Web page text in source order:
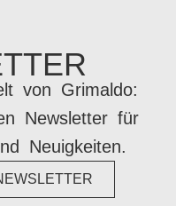
von Grimaldo:
Newsletter für
Neuigkeiten.